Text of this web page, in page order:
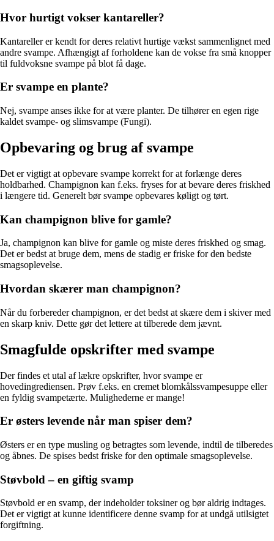
Hvor hurtigt vokser kantareller?
Kantareller er kendt for deres relativt hurtige vækst sammenlignet med
andre svampe. Afhængigt af forholdene kan de vokse fra små knopper
til fuldvoksne svampe på blot få dage.
Er svampe en plante?
Nej, svampe anses ikke for at være planter. De tilhører en egen rige
kaldet svampe- og slimsvampe (Fungi).
Opbevaring og brug af svampe
Det er vigtigt at opbevare svampe korrekt for at forlænge deres
holdbarhed. Champignon kan f.eks. fryses for at bevare deres friskhed
i længere tid. Generelt bør svampe opbevares køligt og tørt.
Kan champignon blive for gamle?
Ja, champignon kan blive for gamle og miste deres friskhed og smag.
Det er bedst at bruge dem, mens de stadig er friske for den bedste
smagsoplevelse.
Hvordan skærer man champignon?
Når du forbereder champignon, er det bedst at skære dem i skiver med
en skarp kniv. Dette gør det lettere at tilberede dem jævnt.
Smagfulde opskrifter med svampe
Der findes et utal af lækre opskrifter, hvor svampe er
hovedingrediensen. Prøv f.eks. en cremet blomkålssvampesuppe eller
en fyldig svampetærte. Mulighederne er mange!
Er østers levende når man spiser dem?
Østers er en type musling og betragtes som levende, indtil de tilberedes
og åbnes. De spises bedst friske for den optimale smagsoplevelse.
Støvbold – en giftig svamp
Støvbold er en svamp, der indeholder toksiner og bør aldrig indtages.
Det er vigtigt at kunne identificere denne svamp for at undgå utilsigtet
forgiftning.